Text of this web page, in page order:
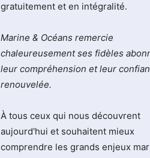
gratuitement et en intégralité.
Marine & Océans remercie
chaleureusement ses fidèles
leur compréhension et leur
renouvelée.
À tous ceux qui nous découvrent
aujourd'hui et souhaitent mieux
comprendre les grands enjeux